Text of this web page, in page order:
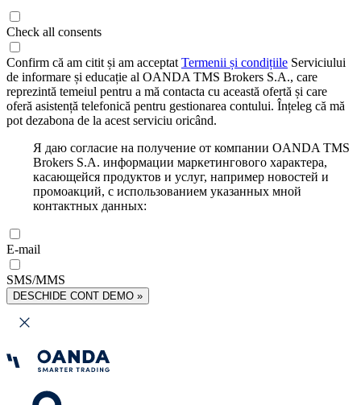
Check all consents
Confirm că am citit și am acceptat Termenii și condițiile Serviciului
de informare și educație al OANDA TMS Brokers S.A., care
reprezintă temeiul pentru a mă contacta cu această ofertă și care
oferă asistență telefonică pentru gestionarea contului. Înțeleg că mă
pot dezabona de la acest serviciu oricând.
Я даю согласие на получение от компании OANDA TMS
Brokers S.A. информации маркетингового характера,
касающейся продуктов и услуг, например новостей и
промоакций, с использованием указанных мной
контактных данных:
E-mail
SMS/MMS
DESCHIDE CONT DEMO »